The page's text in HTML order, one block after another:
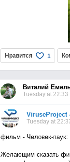
Нравится 1
Виталий
Tuesday at 22:33
ViruseProject
Tuesday at
фильм - Человек-паук:
Желающим сказать